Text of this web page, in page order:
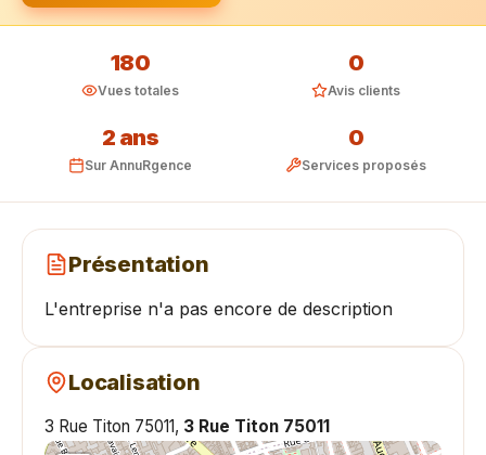
180
Vues totales
0
Avis clients
2 ans
Sur AnnuRgence
0
Services proposés
Présentation
L'entreprise n'a pas encore de description
Localisation
3 Rue Titon 75011, 3 Rue Titon 75011